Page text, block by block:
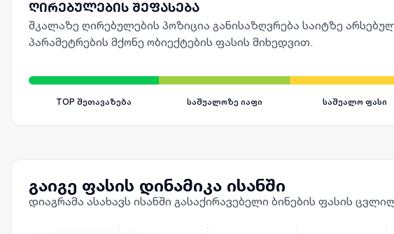
ღირებულების შეფასება
შკალაზე ღირებულების პოზიცია განისაზღვრება საიტზე
პარამეტრების მქონე ობიექტების ფასის მიხედვით.
TOP შეთავაზება საშუალოზე იაფი საშუალო ფასი
გაიგე ფასის დინამიკა ისანში
დიაგრამა ასახავს ისანში გასაქირავებელი ბინების ფასის